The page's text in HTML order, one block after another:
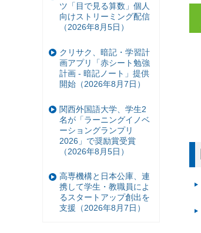
ツ「目で見る算数」個人
向けストリーミング配信
（2026年8月5日）
クリサク、暗記・学習計
画アプリ「赤シート勉強
計画 - 暗記ノート」提供
開始（2026年8月7日）
関西外国語大学、学生2
名が「ラーニングイノベ
ーショングランプリ
2026」で奨励賞受賞
（2026年8月5日）
高専機構と日本公庫、連
携して学生・教職員によ
るスタートアップ創出を
支援（2026年8月7日）